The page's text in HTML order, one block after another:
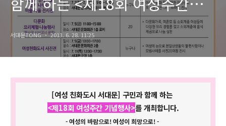
기념행사>를 개최합니다. -
여성의 바람으로! 여성이
서대문TONG 2013. 6. 28. 11:25
[여성 친화도시 서대문] 구민과 함께 하는
<제18회 여성주간 기념행사>를 개최합니다.
- 여성의 바람으로! 여성이 희망으로! -